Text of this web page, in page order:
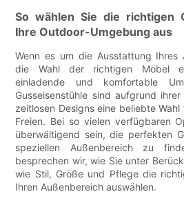
So wählen Sie die richtigen
Ihre Outdoor-Umgebung aus
Wenn es um die Ausstattung Ihres
die Wahl der richtigen Möbel
einladende und komfortable
Gusseisenstühle sind aufgrund
zeitlosen Designs eine beliebte
Freien. Bei so vielen verfügbaren
überwältigend sein, die perfekten
speziellen Außenbereich zu
besprechen wir, wie Sie unter
wie Stil, Größe und Pflege die
Ihren Außenbereich auswählen.